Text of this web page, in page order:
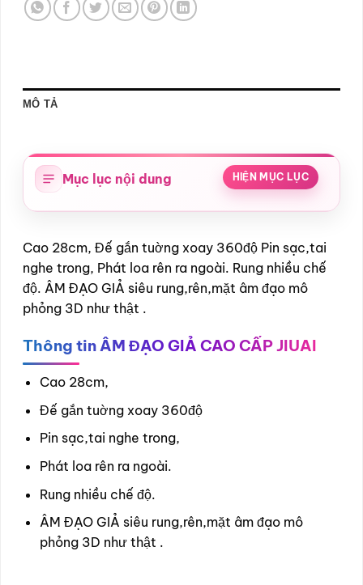
MÔ TẢ
Mục lục nội dung HIỆN MỤC LỤC
Cao 28cm, Đế gắn tuờng xoay 360độ Pin sạc,tai
nghe trong, Phát loa rên ra ngoài. Rung nhiều chế
độ. ÂM ĐẠO GIẢ siêu rung,rên,mặt âm đạo mô
phỏng 3D như thật .
Thông tin ÂM ĐẠO GIẢ CAO CẤP JIUAI
Cao 28cm,
Đế gắn tuờng xoay 360độ
Pin sạc,tai nghe trong,
Phát loa rên ra ngoài.
Rung nhiều chế độ.
ÂM ĐẠO GIẢ siêu rung,rên,mặt âm đạo mô
phỏng 3D như thật .